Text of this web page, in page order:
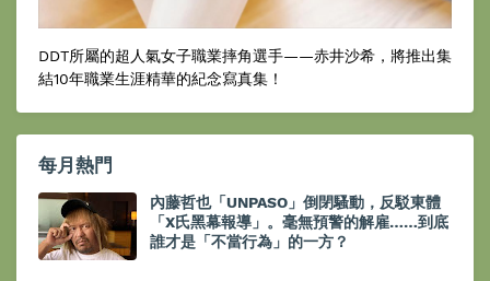
DDT所屬的超人氣女子職業摔角選手——赤井沙希，將推出集
結10年職業生涯精華的紀念寫真集！
每月熱門
內藤哲也「UNPASO」倒閉騷動，反駁東體
「X氏黑幕報導」。毫無預警的解雇……到底
誰才是「不當行為」的一方？